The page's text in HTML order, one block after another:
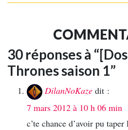
30 réponses à
Thrones saison 1”
DilanNoKaze dit :
7 mars 2012 à 10 h 06 min
c’te chance d’avoir pu taper